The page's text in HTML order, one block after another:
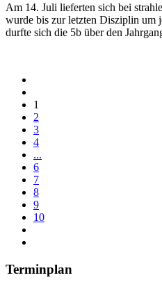
Am 14. Juli lieferten sich bei
wurde bis zur letzten Disziplin um
durfte sich die 5b über den
1
2
3
4
...
6
7
8
9
10
Terminplan